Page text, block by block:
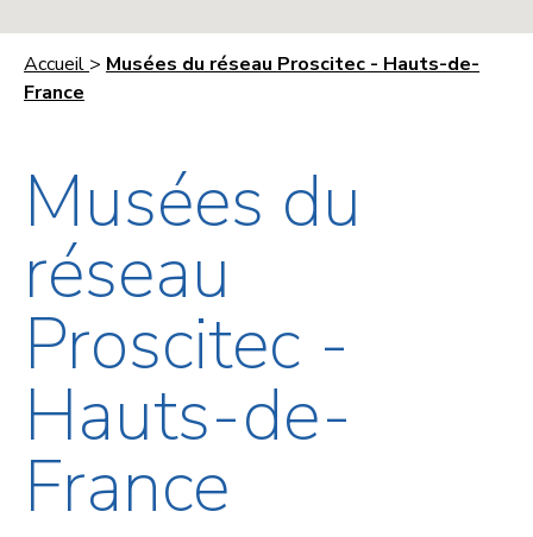
Accueil > Musées du réseau Proscitec - Hauts-de-
France
Musées du
réseau
Proscitec -
Hauts-de-
France